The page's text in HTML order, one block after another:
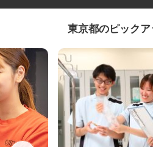
東京都のピックア